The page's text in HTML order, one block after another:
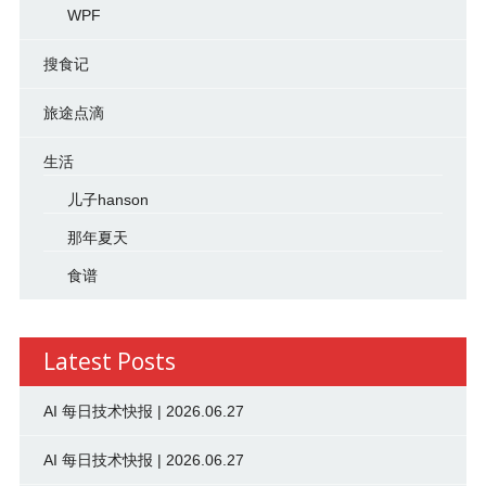
WPF
搜食记
旅途点滴
生活
儿子hanson
那年夏天
食谱
Latest Posts
AI 每日技术快报 | 2026.06.27
AI 每日技术快报 | 2026.06.27